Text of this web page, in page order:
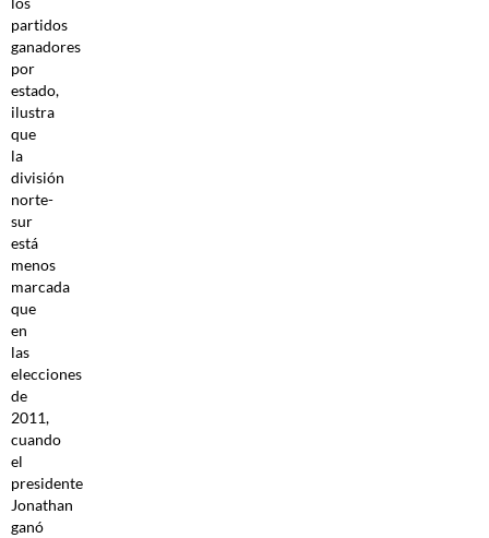
partidos
ganadores
por
estado,
ilustra
que
la
división
norte-
sur
está
menos
marcada
que
en
las
elecciones
de
2011,
cuando
el
presidente
Jonathan
ganó